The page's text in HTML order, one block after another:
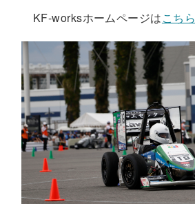
KF-worksホームページはこちら